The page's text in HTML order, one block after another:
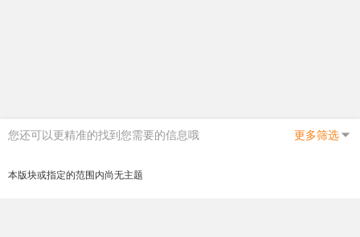
您还可以更精准的找到您需要的信息哦 更多筛选
本版块或指定的范围内尚无主题